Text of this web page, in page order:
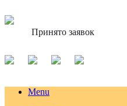
Принято заявок
Menu